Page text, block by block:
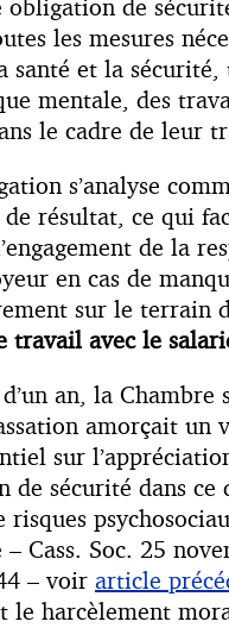
obligation de
les mesures
santé et la sécurité,
mentale, des
le cadre de leur
s’analyse
résultat, ce qui
de la
en cas de
sur le terrain
travail avec le
an, la Chambre
amorçait un
sur
de sécurité dans ce
risques
Cass. Soc. 25
– voir article
le harcèlement